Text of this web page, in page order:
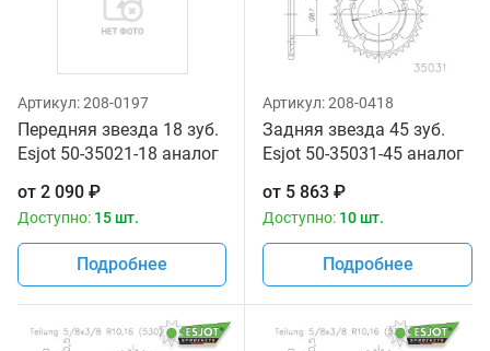
Артикул:208-0197
Передняя звезда 18 зуб.
Esjot 50-35021-18 аналог
от 2 090 ₽
Доступно: 15 шт.
Подробнее
Артикул:208-0418
Задняя звезда 45 зуб.
Esjot 50-35031-45 аналог
от 5 863 ₽
Доступно: 10 шт.
Подробнее